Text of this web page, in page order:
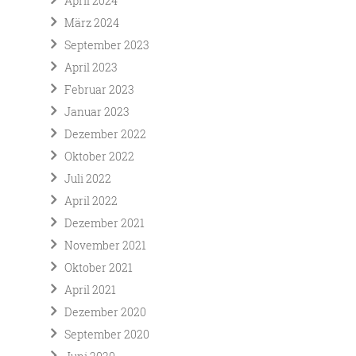
März 2024
September 2023
April 2023
Februar 2023
Januar 2023
Dezember 2022
Oktober 2022
Juli 2022
April 2022
Dezember 2021
November 2021
Oktober 2021
April 2021
Dezember 2020
September 2020